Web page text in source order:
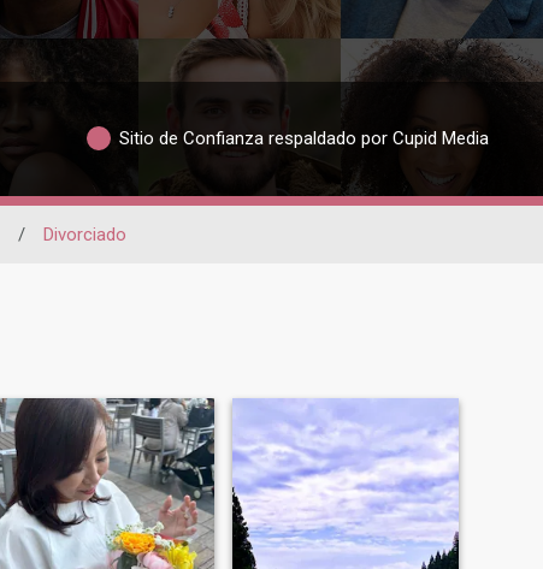
Sitio de Confianza respaldado por Cupid Media
/ Divorciado